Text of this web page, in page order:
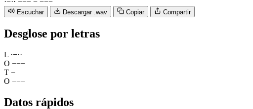
Escuchar Descargar .wav Copiar Compartir
Desglose por letras
L ·−··
O −−−
T −
O −−−
Datos rápidos